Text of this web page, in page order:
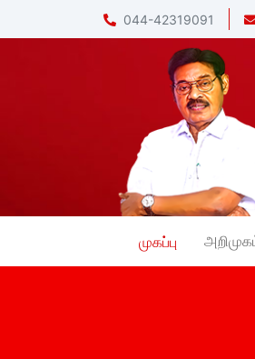
044-42319091
முகப்பு